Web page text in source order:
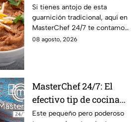
frijoles puercos estilo
Sonora?
Si tienes antojo de esta
guarnición tradicional, aquí en
MasterChef 24/7 te contamos
la receta.
08 agosto, 2026
MasterChef 24/7: El
efectivo tip de cocina
de las abuelas para
Este pequeño pero poderoso